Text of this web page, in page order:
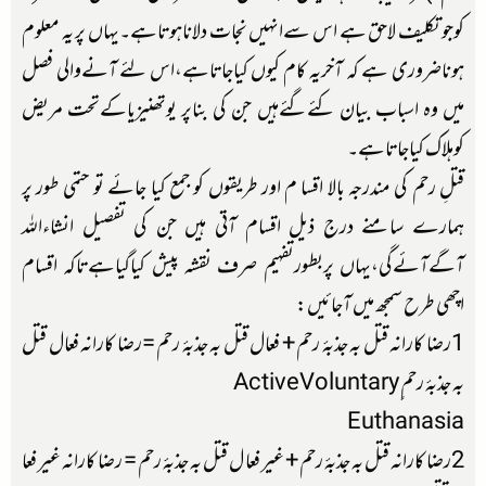
کوجوتکلیف لاحق ہے اس سےانہیں نجات دلاناہوتاہے۔یہاں پر یہ معلوم
ہوناضروری ہے کہ آخریہ کام کیوں کیاجاتاہے،اس لئے آنےوالی فصل
میں وہ اسباب بیان کئےگئےہیں جن کی بناپر یوتھنیزیاکےتحت مریض
کوہلاک کیاجاتاہے۔
قتلِ رحم کی مندرجہ بالا اقسا م اور طریقوں کو جمع کیا جائے تو حتمی طور پر
ہمارے سامنے درج ذیل اقسام آتی ہیں جن کی تفصیل انشاءاللہ
آگےآئےگی،یہاں پربطورتفہیم صرف نقشہ پیش کیاگیاہےتاکہ اقسام
اچھی طرح سمجھ میں آجائیں:
1رضا کارانہ قتل بہ جذبۂ رحم + فعال قتل بہ جذبۂ رحم =رضا کارانہ فعال قتل
بہ جذبۂ رحم ٍActiveVoluntary
Euthanasia
2رضا کارانہ قتل بہ جذبۂ رحم + غیر فعا ل قتل بہ جذبۂ رحم = رضا کارانہ غیر فعا